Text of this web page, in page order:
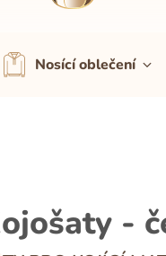
Nosící oblečení
-